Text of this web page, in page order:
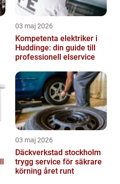
03 maj 2026
Kompetenta elektriker i
Huddinge: din guide till
professionell elservice
03 maj 2026
Däckverkstad stockholm
trygg service för säkrare
körning året runt